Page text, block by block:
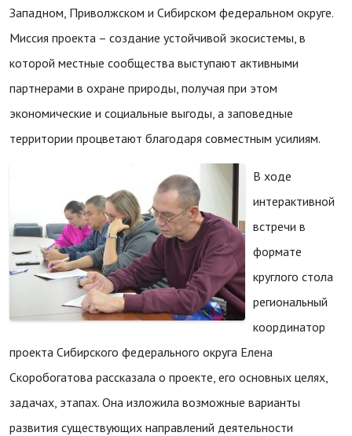
Западном, Приволжском и Сибирском федеральном округе.
Миссия проекта – создание устойчивой экосистемы, в
которой местные сообщества выступают активными
партнерами в охране природы, получая при этом
экономические и социальные выгоды, а заповедные
территории процветают благодаря совместным усилиям.
В ходе
интерактивной
встречи в
формате
круглого стола
региональный
координатор
проекта Сибирского федерального округа Елена
Скоробогатова рассказала о проекте, его основных целях,
задачах, этапах. Она изложила возможные варианты
развития существующих направлений деятельности